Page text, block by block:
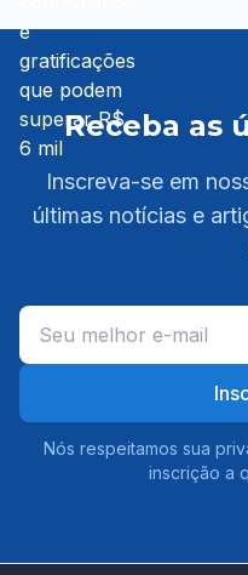
Receba as
Inscreva-se em
últimas notícias e
Nós respeitamos sua
inscrição a